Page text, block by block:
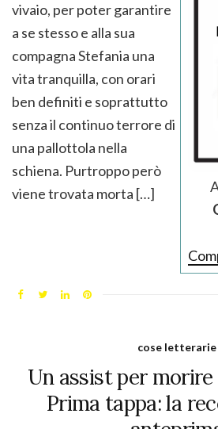
vivaio, per poter garantire
a se stesso e alla sua
compagna Stefania una
vita tranquilla, con orari
ben definiti e soprattutto
senza il continuo terrore di
una pallottola nella
schiena. Purtroppo però
viene trovata morta […]
cose letterarie
Un assist per
Prima tappa: la